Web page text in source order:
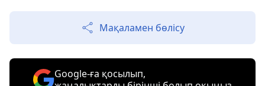
Мақаламен бөлісу
Google-ға қосылып,